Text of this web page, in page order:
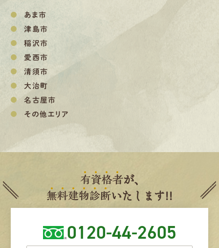
あま市
津島市
稲沢市
愛西市
清須市
大治町
名古屋市
その他エリア
有資格者が、
無料建物診断いたします!!
0120-44-2605